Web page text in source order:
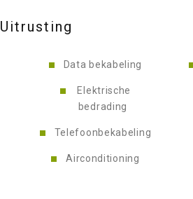
Uitrusting
Data bekabeling
Elektrische
bedrading
Telefoonbekabeling
Airconditioning